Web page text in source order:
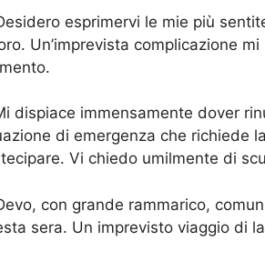
esprimervi le mie più
Un’imprevista complicazione
dispiace immensamente dover
di emergenza che richiede
Vi chiedo umilmente di
con grande rammarico,
sera. Un imprevisto viaggio di